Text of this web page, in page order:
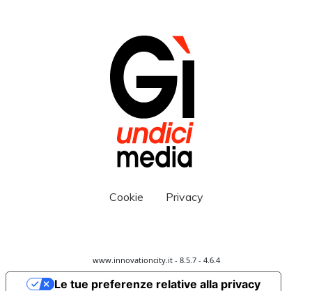
Cookie Privacy
www.innovationcity.it - 8.5.7 - 4.6.4
Le tue preferenze relative alla privacy